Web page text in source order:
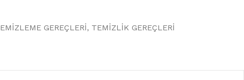
GEREÇLERİ, TEMİZLİK GEREÇLERİ